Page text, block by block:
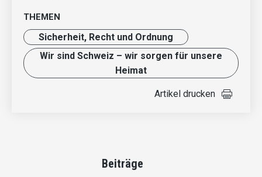
THEMEN
Sicherheit, Recht und Ordnung
Wir sind Schweiz – wir sorgen für unsere
Heimat
Artikel drucken
Beiträge